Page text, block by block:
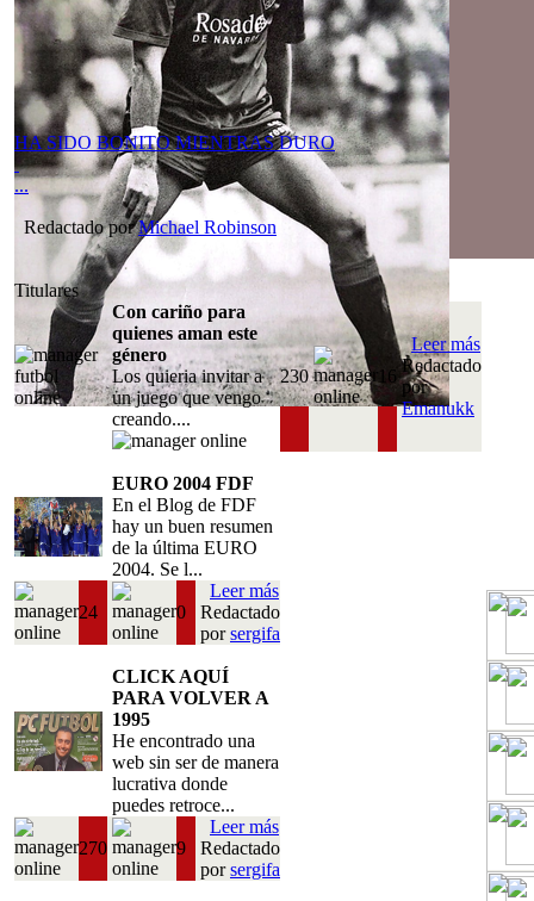
HA SIDO BONITO MIENTRAS DURO
...
Redactado porMichael Robinson
Titulares
Con cariño para
quienes aman este
género
Los quieria invitar a
un juego que vengo
creando....
230 16
Leer más
Redactado
por
Emanukk
EURO 2004 FDF
En el Blog de FDF
hay un buen resumen
de la última EURO
2004. Se l...
24 0
Leer más
Redactado
porsergifa
CLICK AQUÍ
PARA VOLVER A
1995
He encontrado una
web sin ser de manera
lucrativa donde
puedes retroce...
270 9
Leer más
Redactado
porsergifa